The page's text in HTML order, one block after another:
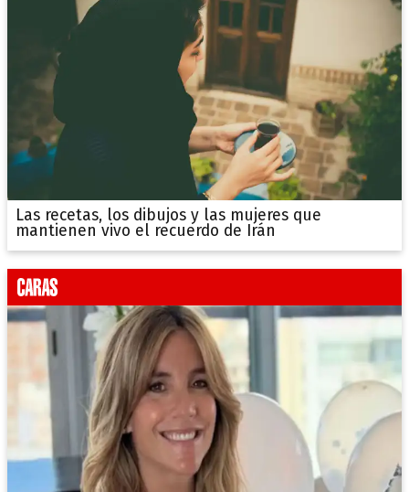
Las recetas, los dibujos y las mujeres que
mantienen vivo el recuerdo de Irán